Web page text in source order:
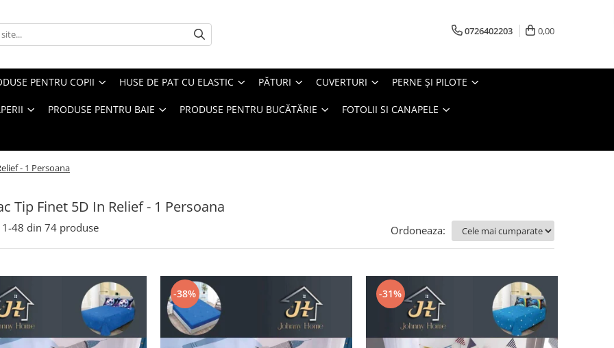
0726402203 0,00
PENTRU COPII HUSE DE PAT CU ELASTIC PĂTURI CUVERTURI PERNE ŞI PILOTE
PRODUSE PENTRU BAIE PRODUSE PENTRU BUCĂTĂRIE FOTOLII SI CANAPELE
- 1 Persoana
Tip Finet 5D In Relief - 1 Persoana
1-48 din 74 produse Ordoneaza:
-38% -31%